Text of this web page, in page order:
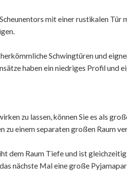
mit einer rustikalen
Schwingtüren und
haben ein niedriges Profil und
zu lassen, können Sie es als
zu einem separaten großen Raum
dem Raum Tiefe und ist
nächste Mal eine große